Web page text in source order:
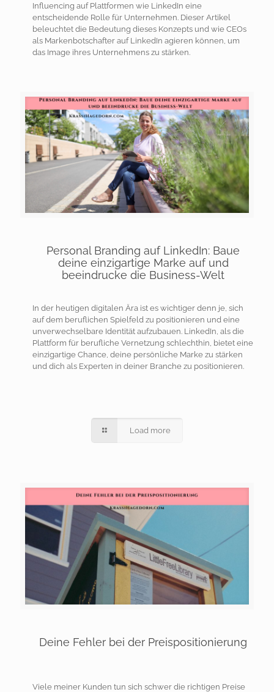
Influencing auf Plattformen wie LinkedIn eine
entscheidende Rolle für Unternehmen. Dieser Artikel
beleuchtet die Bedeutung dieses Konzepts und wie CEOs
als Markenbotschafter auf LinkedIn agieren können, um
das Image ihres Unternehmens zu stärken.
Personal Branding auf LinkedIn: Baue
deine einzigartige Marke auf und
beeindrucke die Business-Welt
In der heutigen digitalen Ära ist es wichtiger denn je, sich
auf dem beruflichen Spielfeld zu positionieren und eine
unverwechselbare Identität aufzubauen. LinkedIn, als die
Plattform für berufliche Vernetzung schlechthin, bietet eine
einzigartige Chance, deine persönliche Marke zu stärken
und dich als Experten in deiner Branche zu positionieren.
Load more
Deine Fehler bei der Preispositionierung
Viele meiner Kunden tun sich schwer die richtigen Preise